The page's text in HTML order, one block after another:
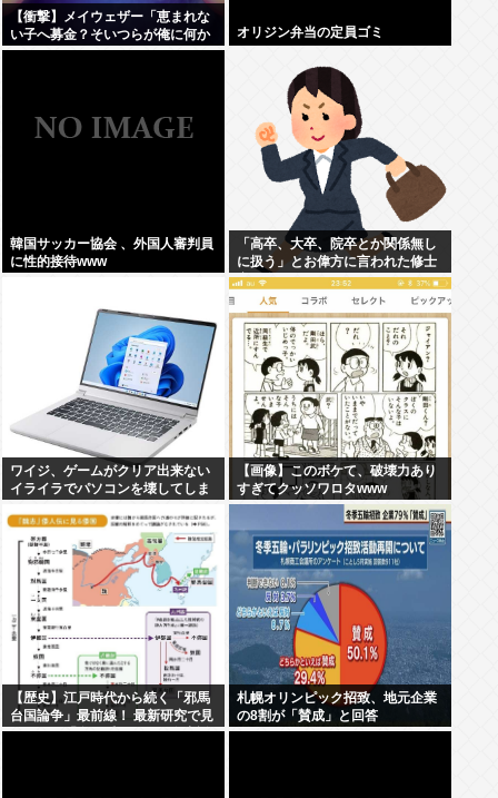
【衝撃】メイウェザー「恵まれな
い子へ募金？そいつらが俺に何か
してくれたのか・・・・・・？」
オリジン弁当の定員ゴミ
韓国サッカー協会 、外国人審判員
に性的接待www
「高卒、大卒、院卒とか関係無し
に扱う」とお偉方に言われた修士
卒の女の子が...
ワイジ、ゲームがクリア出来ない
イライラでパソコンを壊してしま
【画像】このボケて、破壊力あり
すぎてクッソワロタwww
【歴史】江戸時代から続く「邪馬
台国論争」最前線！ 最新研究で見
えてきた「卑弥呼の国」の有力説
札幌オリンピック招致、地元企業
の8割が「賛成」と回答